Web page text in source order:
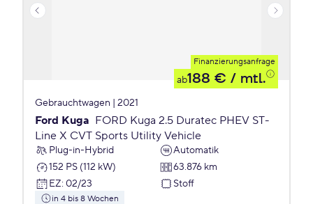
Finanzierungsanfrage
ab188 € / mtl.
Gebrauchtwagen | 2021
Ford Kuga FORD Kuga 2.5 Duratec PHEV ST-
Line X CVT Sports Utility Vehicle
Plug-in-Hybrid
Automatik
152 PS (112 kW)
63.876 km
EZ: 02/23 Stoff
in 4 bis 8 Wochen